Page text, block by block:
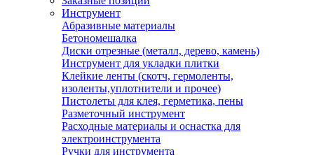
Инструмент
Абразивные материалы
Бетономешалка
Диски отрезные (металл, дерево, камень)
Инструмент для укладки плитки
Клейкие ленты (скотч, гермоленты,
изоленты,уплотнители и прочее)
Пистолеты для клея, герметика, пены
Разметочный инструмент
Расходные материалы и оснастка для
электроинструмента
Ручки для инструмента